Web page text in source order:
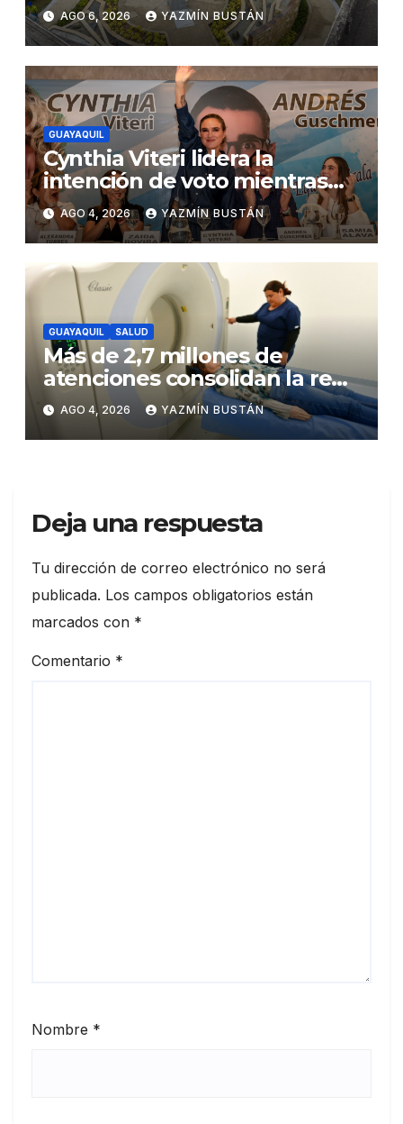
SEGURA EP para fortalecer la
seguridad ciudadana
AGO 6, 2026 YAZMÍN BUSTÁN
GUAYAQUIL
Cynthia Viteri lidera la
intención de voto mientras
Andrés Guschmer muestra
un destacado crecimiento,
según AtlasIntel
AGO 4, 2026 YAZMÍN BUSTÁN
GUAYAQUIL SALUD
Más de 2,7 millones de
atenciones consolidan la red
municipal de salud
AGO 4, 2026 YAZMÍN BUSTÁN
Deja una respuesta
Tu dirección de correo electrónico no será
publicada. Los campos obligatorios están
marcados con *
Comentario *
Nombre *